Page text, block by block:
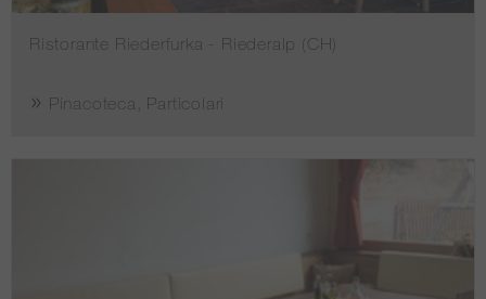
Ristorante Riederfurka - Riederalp (CH)
Pinacoteca, Particolari